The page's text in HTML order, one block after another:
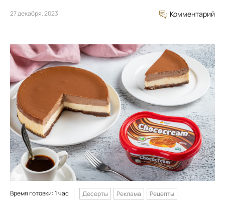
27 декабря, 2023 Комментарий
Время готовки: 1 час Десерты Реклама Рецепты